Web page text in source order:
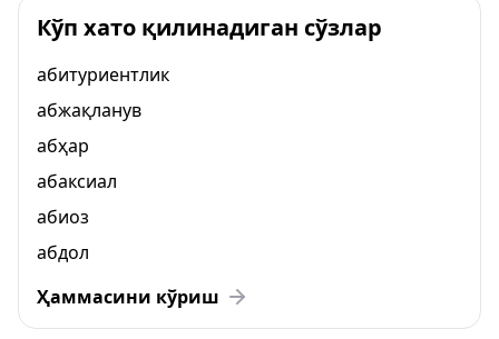
Кўп хато қилинадиган сўзлар
абитуриентлик
абжақланув
абҳар
абаксиал
абиоз
абдол
Ҳаммасини кўриш